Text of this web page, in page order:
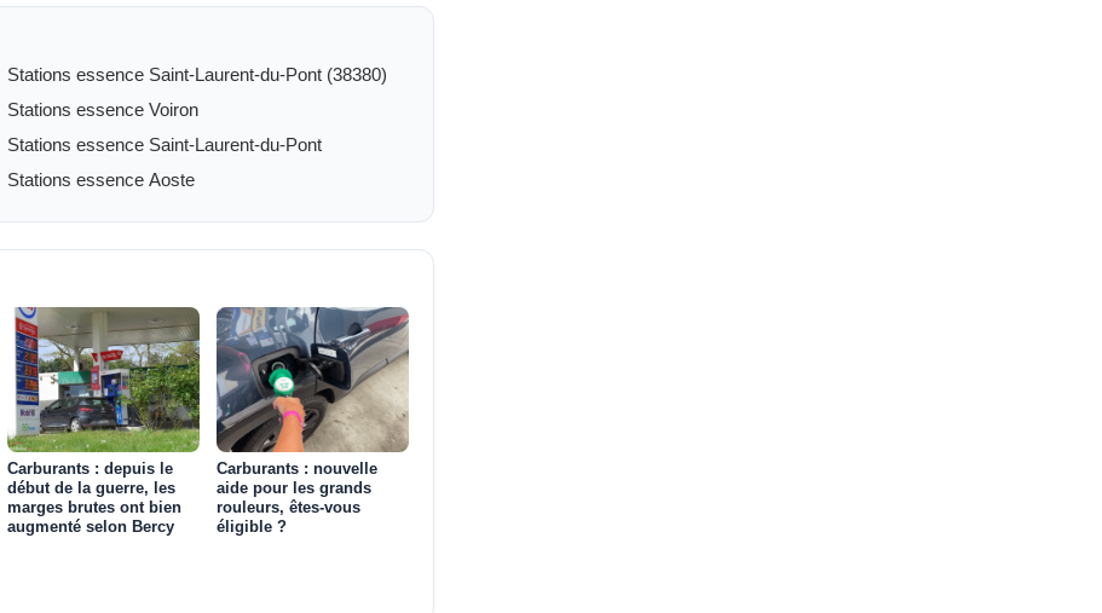
Stations essence Saint-Laurent-du-Pont (38380)
Stations essence Voiron
Stations essence Saint-Laurent-du-Pont
Stations essence Aoste
Carburants : depuis le
début de la guerre, les
marges brutes ont bien
augmenté selon Bercy
Carburants : nouvelle
aide pour les grands
rouleurs, êtes-vous
éligible ?